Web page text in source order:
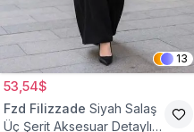
13
53,54$
Fzd Filizzade Siyah Salaş
Üç Şerit Aksesuar Detaylı